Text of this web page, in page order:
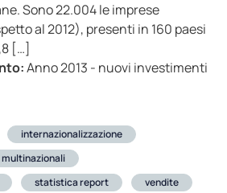
Sono 22.004 le imprese
al 2012), presenti in 160 paesi
[…]
Anno 2013 - nuovi investimenti
internazionalizzazione
multinazionali
statistica report vendite